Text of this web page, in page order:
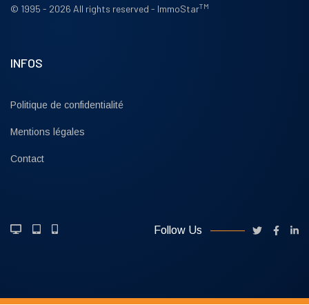
© 1995 - 2026 All rights reserved - ImmoStarTM
INFOS
Politique de confidentialité
Mentions légales
Contact
Follow Us